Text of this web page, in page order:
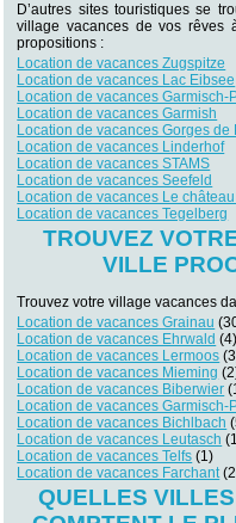
D’autres sites touristiques se
village vacances de vos rêves
propositions :
Location de vacances Zugspitze
Location de vacances Lac Eibsee
Location de vacances Garmisch-
Location de vacances Garmish
Location de vacances Gorges de
Location de vacances Linderhof
Location de vacances STAMS
Location de vacances Seefeld
Location de vacances Le
Location de vacances Tegelberg
TROUVEZ
VILLE
Trouvez votre village vacances
Location de vacances Grainau
Location de vacances Ehrwald (4)
Location de vacances Lermoos
Location de vacances Mieming
Location de vacances Biberwier
Location de vacances Garmisch-
Location de vacances Bichlbach
Location de vacances Leutasch
Location de vacances Telfs (1)
Location de vacances Farchant
QUELLES